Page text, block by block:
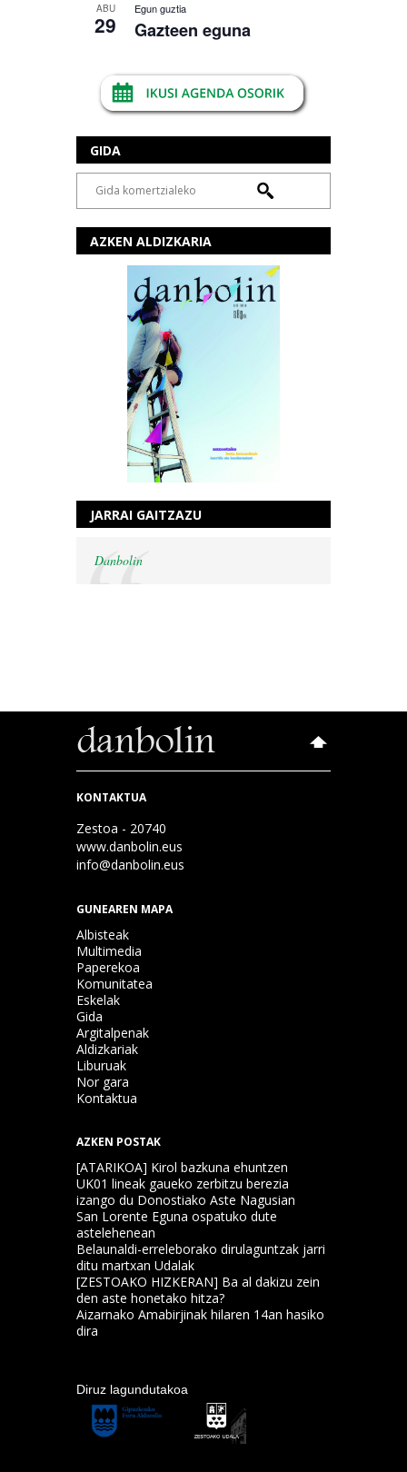
ABU
29
Egun guztia
Gazteen eguna
GIDA
AZKEN ALDIZKARIA
JARRAI GAITZAZU
Danbolin
KONTAKTUA
Zestoa - 20740
www.danbolin.eus
info@danbolin.eus
GUNEAREN MAPA
Albisteak
Multimedia
Paperekoa
Komunitatea
Eskelak
Gida
Argitalpenak
Aldizkariak
Liburuak
Nor gara
Kontaktua
AZKEN POSTAK
[ATARIKOA] Kirol bazkuna ehuntzen
UK01 lineak gaueko zerbitzu berezia
izango du Donostiako Aste Nagusian
San Lorente Eguna ospatuko dute
astelehenean
Belaunaldi-erreleborako dirulaguntzak jarri
ditu martxan Udalak
[ZESTOAKO HIZKERAN] Ba al dakizu zein
den aste honetako hitza?
Aizarnako Amabirjinak hilaren 14an hasiko
dira
Diruz lagundutakoa